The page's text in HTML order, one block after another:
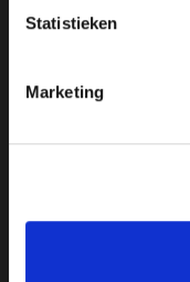
Statistieken
Marketing
Over ON!